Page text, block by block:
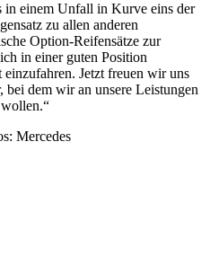
in einem Unfall in Kurve eins der
zu allen anderen
Option-Reifensätze zur
in einer guten Position
einzufahren. Jetzt freuen wir uns
bei dem wir an unsere Leistungen
Mercedes